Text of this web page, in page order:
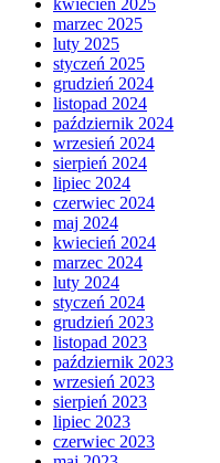
marzec 2025
luty 2025
styczeń 2025
grudzień 2024
listopad 2024
październik 2024
wrzesień 2024
sierpień 2024
lipiec 2024
czerwiec 2024
maj 2024
kwiecień 2024
marzec 2024
luty 2024
styczeń 2024
grudzień 2023
listopad 2023
październik 2023
wrzesień 2023
sierpień 2023
lipiec 2023
czerwiec 2023